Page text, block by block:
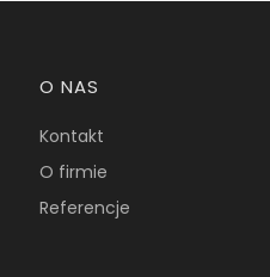
O NAS
Kontakt
O firmie
Referencje